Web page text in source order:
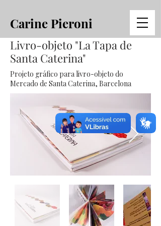
Carine Pieroni
Livro-objeto "La Tapa de
Santa Caterina"
Projeto gráfico para livro-objeto do
Mercado de Santa Caterina, Barcelona